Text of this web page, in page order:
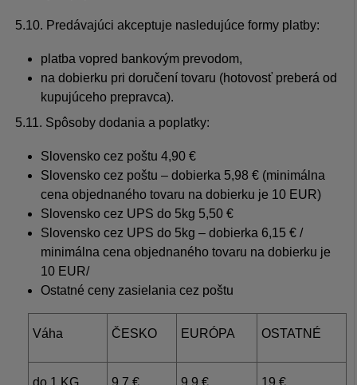
5.10. Predávajúci akceptuje nasledujúce formy platby:
platba vopred bankovým prevodom,
na dobierku pri doručení tovaru (hotovosť preberá od
kupujúceho prepravca).
5.11. Spôsoby dodania a poplatky:
Slovensko cez poštu 4,90 €
Slovensko cez poštu – dobierka 5,98 € (minimálna
cena objednaného tovaru na dobierku je 10 EUR)
Slovensko cez UPS do 5kg 5,50 €
Slovensko cez UPS do 5kg – dobierka 6,15 € /
minimálna cena objednaného tovaru na dobierku je
10 EUR/
Ostatné ceny zasielania cez poštu
Váha ČESKO EURÓPA OSTATNÉ
do 1 KG 9,7 € 9,9 € 19 €